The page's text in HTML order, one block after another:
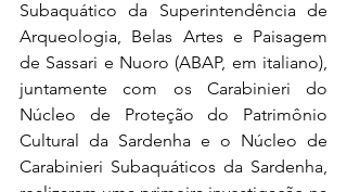
Subaquático da Superintendência de
Arqueologia, Belas Artes e Paisagem
de Sassari e Nuoro (ABAP, em italiano),
juntamente com os Carabinieri do
Núcleo de Proteção do Patrimônio
Cultural da Sardenha e o Núcleo de
Carabinieri Subaquáticos da Sardenha,